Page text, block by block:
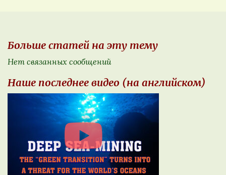
Больше статей на эту тему
Нет связанных сообщений
Наше последнее видео (на английском)